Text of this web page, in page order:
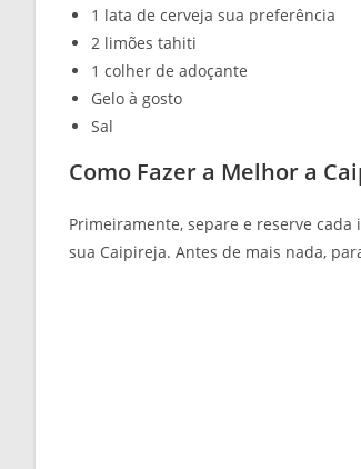
1 lata de cerveja sua preferência
2 limões tahiti
1 colher de adoçante
Gelo à gosto
Sal
Como Fazer a Melhor a
Primeiramente, separe e reserve
sua Caipireja. Antes de mais nada,